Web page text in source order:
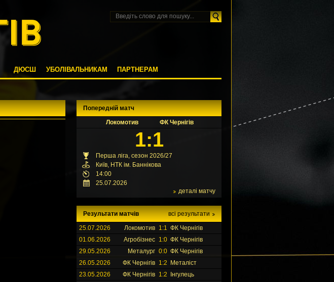
ДЮСШ УБОЛІВАЛЬНИКАМ ПАРТНЕРАМ
Попередній матч
Локомотив
ФК Чернігів
1:1
Перша ліга, сезон 2026/27
Київ, НТК ім. Баннікова
14:00
25.07.2026
деталі матчу
всі результати
Результати матчів
25.07.2026
Локомотив 1:1 ФК Чернігів
01.06.2026
Агробізнес 1:0 ФК Чернігів
29.05.2026
Металург 0:0 ФК Чернігів
26.05.2026
ФК Чернігів 1:2
Металіст
23.05.2026
ФК Чернігів 1:2
Інгулець